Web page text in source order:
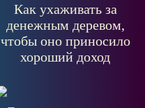
Как ухаживать за
денежным деревом,
чтобы оно приносило
хороший доход